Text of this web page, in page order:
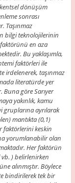
dönüşüm
sonrası
Taşınmaz
bilgi teknolojilerinin
en aza
Bu yaklaşımla,
faktörleri ile
irdelenerek, taşınmaz
literatürde yer
göre Sarıyer
yakınlık, kamu
gruplarına ayrılarak
mantıkta (0,1)
faktörlerini keskin
yorumlanabilir olan
Her faktörün
) belirlenirken
alınmıştır. Böylece
bindirilerek tek bir